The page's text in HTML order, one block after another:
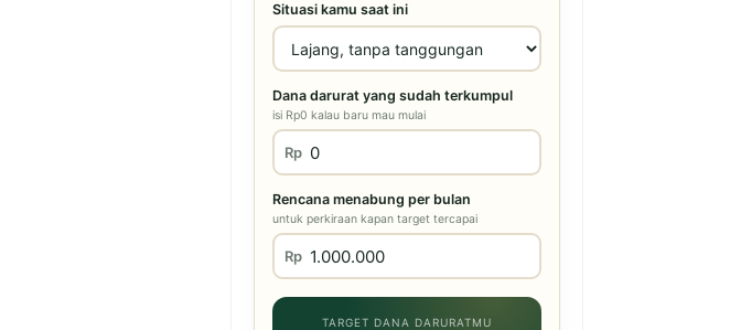
Situasi kamu saat ini
Dana darurat yang sudah terkumpul
isi Rp0 kalau baru mau mulai
Rp
Rencana menabung per bulan
untuk perkiraan kapan target tercapai
Rp
TARGET DANA DARURATMU